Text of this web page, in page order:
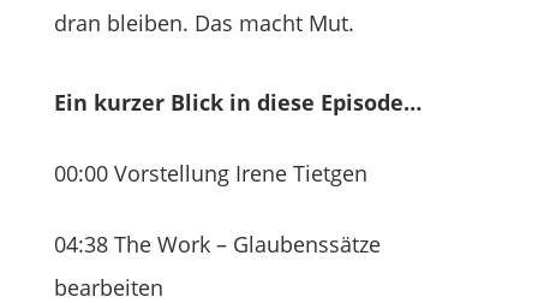
dran bleiben. Das macht Mut.
Ein kurzer Blick in diese Episode…
00:00 Vorstellung Irene Tietgen
04:38 The Work – Glaubenssätze
bearbeiten